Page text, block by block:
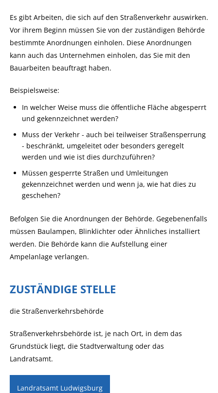
Es gibt Arbeiten, die sich auf den Straßenverkehr auswirken.
Vor ihrem Beginn müssen Sie von der zuständigen Behörde
bestimmte Anordnungen einholen. Diese Anordnungen
kann auch das Unternehmen einholen, das Sie mit den
Bauarbeiten beauftragt haben.
Beispielsweise:
In welcher Weise muss die öffentliche Fläche abgesperrt
und gekennzeichnet werden?
Muss der Verkehr - auch bei teilweiser Straßensperrung
- beschränkt, umgeleitet oder besonders geregelt
werden und wie ist dies durchzuführen?
Müssen gesperrte Straßen und Umleitungen
gekennzeichnet werden und wenn ja, wie hat dies zu
geschehen?
Befolgen Sie die Anordnungen der Behörde. Gegebenenfalls
müssen Baulampen, Blinklichter oder Ähnliches installiert
werden. Die Behörde kann die Aufstellung einer
Ampelanlage verlangen.
ZUSTÄNDIGE STELLE
die Straßenverkehrsbehörde
Straßenverkehrsbehörde ist, je nach Ort, in dem das
Grundstück liegt, die Stadtverwaltung oder das
Landratsamt.
Landratsamt Ludwigsburg